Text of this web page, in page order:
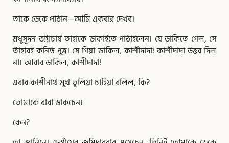
তাকে ডেকে পাঠান—আমি একবার দেখব।
মধুসূদন ভট্টাচার্য তাহাকে ডাকাইতে পাঠাইলেন। যে ডাকিতে গেল, সে
তাঁহারই কনিষ্ঠ পুত্র। সে গিয়া ডাকিল, কাশীদাদা! কাশীদাদা উত্তর দিল
না। আবার ডাকিল, কাশীদাদা!
এবার কাশীনাথ মুখ তুলিয়া চাহিয়া বলিল, কি?
তোমাকে বাবা ডাকচেন।
কেন?